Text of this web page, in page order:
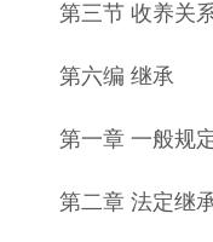
第三节 收养关
第六编 继承
第一章 一般规
第二章 法定继